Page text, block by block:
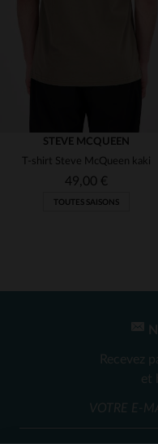
TAILLES DISPONIBLES
XL
STEVE MCQUEEN
T-shirt Steve McQueen kaki
49,00 €
TOUTES SAISONS
Recevez
et